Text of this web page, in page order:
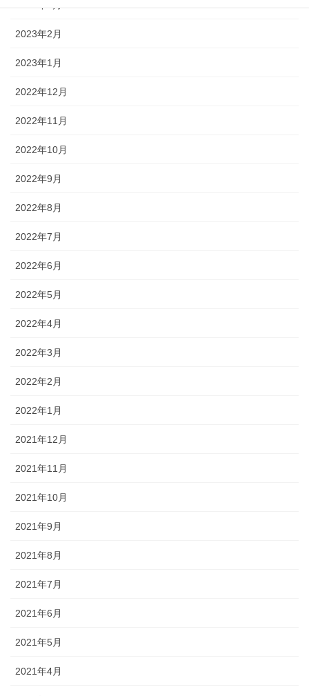
2023年2月
2023年1月
2022年12月
2022年11月
2022年10月
2022年9月
2022年8月
2022年7月
2022年6月
2022年5月
2022年4月
2022年3月
2022年2月
2022年1月
2021年12月
2021年11月
2021年10月
2021年9月
2021年8月
2021年7月
2021年6月
2021年5月
2021年4月